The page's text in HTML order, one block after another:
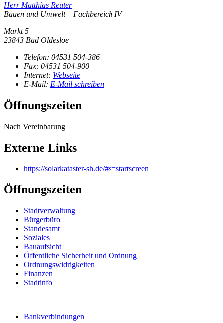
Herr Matthias Reuter
Bauen und Umwelt – Fachbereich IV
Markt 5
23843 Bad Oldesloe
Telefon: 04531 504-386
Fax: 04531 504-900
Internet: Webseite
E-Mail: E-Mail schreiben
Öffnungszeiten
Nach Vereinbarung
Externe Links
https://solarkataster-sh.de/#s=startscreen
Öffnungszeiten
Stadtverwaltung
Bürgerbüro
Standesamt
Soziales
Bauaufsicht
Öffentliche Sicherheit und Ordnung
Ordnungswidrigkeiten
Finanzen
Stadtinfo
Bankverbindungen